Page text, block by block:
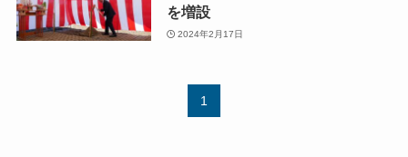
を増設
2024年2月17日
1